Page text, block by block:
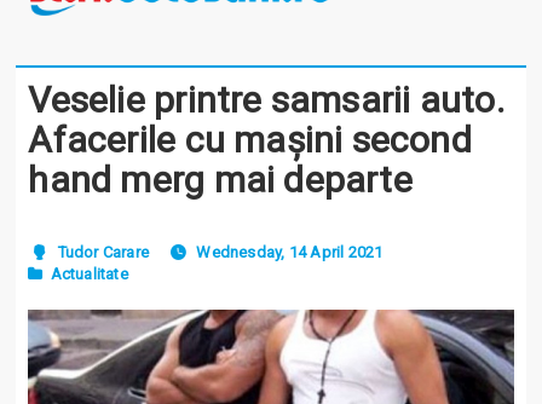
Veselie printre samsarii auto.
Afacerile cu mașini second
hand merg mai departe
Tudor Carare
Wednesday, 14 April 2021
Actualitate